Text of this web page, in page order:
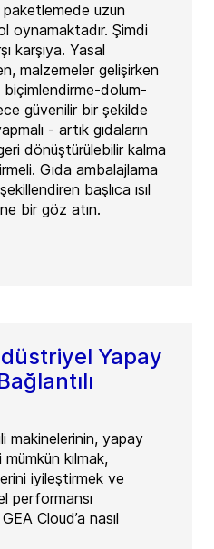
paketlemede uzun
oynamaktadır. Şimdi
karşıya. Yasal
malzemeler gelişirken
dolum-
güvenilir bir şekilde
- artık gıdaların
dönüştürülebilir kalma
Gıda ambalajlama
başlıca ısıl
bir göz atın.
Yapay
makinelerinin, yapay
kılmak,
iyileştirmek ve
performansı
Cloud’a nasıl